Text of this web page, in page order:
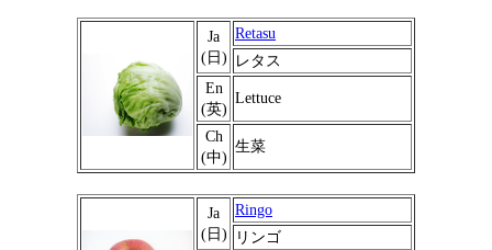
Ja
(日)
Retasu
レタス
En
(英)
Lettuce
Ch
(中)
生菜
Ja
(日)
Ringo
リンゴ